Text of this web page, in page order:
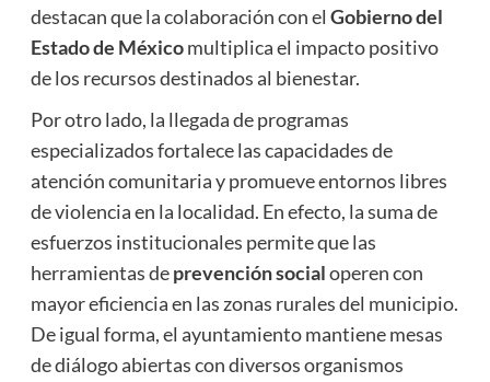
destacan que la colaboración con el Gobierno del
Estado de Méxicomultiplica el impacto positivo
de los recursos destinados al bienestar.
Por otro lado, la llegada de programas
especializados fortalece las capacidades de
atención comunitaria y promueve entornos libres
de violencia en la localidad. En efecto, la suma de
esfuerzos institucionales permite que las
herramientas deprevención socialoperen con
mayor eficiencia en las zonas rurales del municipio.
De igual forma, el ayuntamiento mantiene mesas
de diálogo abiertas con diversos organismos